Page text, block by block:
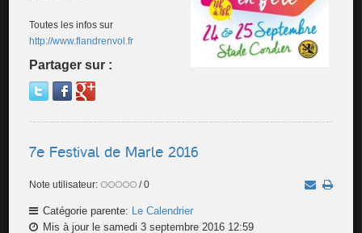
Toutes les infos sur
http://www.flandrenvol.fr
Partager sur :
7e Festival de Marle 2016
Note utilisateur: / 0
Catégorie parente: Le Calendrier
Mis à jour le samedi 3 septembre 2016 12:59